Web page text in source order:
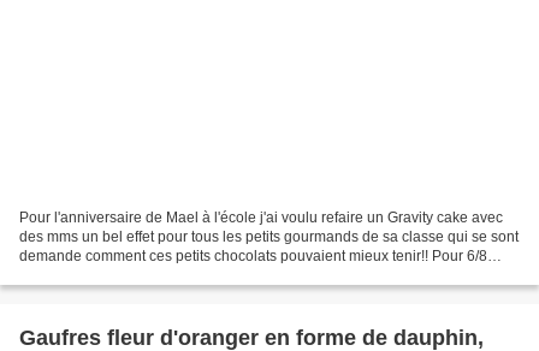
Pour l'anniversaire de Mael à l'école j'ai voulu refaire un Gravity cake avec
des mms un bel effet pour tous les petits gourmands de sa classe qui se sont
demande comment ces petits chocolats pouvaient mieux tenir!! Pour 6/8
Gaufres fleur d'oranger en forme de dauphin,